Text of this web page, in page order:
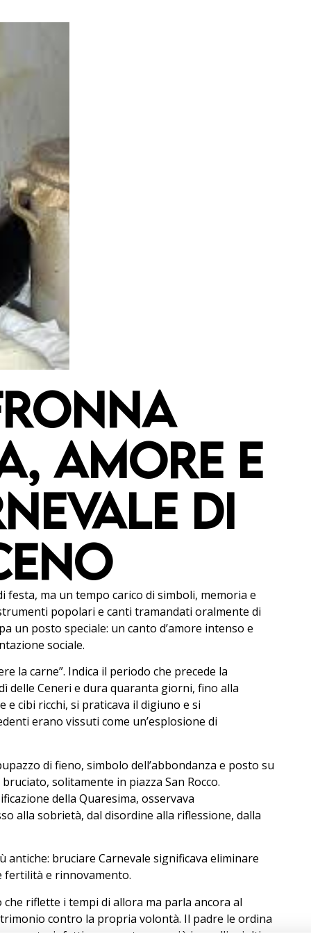
AMORE E
DI
ma un tempo carico di simboli, memoria e
popolari e canti tramandati oralmente di
un posto speciale: un canto d’amore intenso e
sociale.
la carne”. Indica il periodo che precede la
delle Ceneri e dura quaranta giorni, fino alla
e cibi ricchi, si praticava il digiuno e si
erano vissuti come un’esplosione di
di fieno, simbolo dell’abbondanza e posto su
solitamente in piazza San Rocco.
della Quaresima, osservava
alla sobrietà, dal disordine alla riflessione, dalla
bruciare Carnevale significava eliminare
fertilità e rinnovamento.
che riflette i tempi di allora ma parla ancora al
contro la propria volontà. Il padre le ordina